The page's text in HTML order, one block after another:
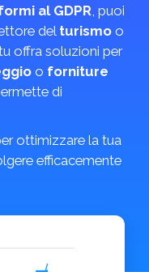
al GDPR, puoi
del turismo o
offra soluzioni per
o forniture
di
ottimizzare la tua
efficacemente